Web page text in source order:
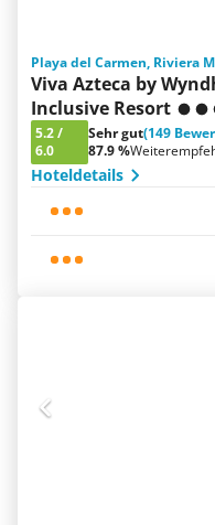
Playa del Carmen, Riviera
Viva Azteca by
Inclusive Resort
5.2/
6.0
Sehr gut(149
87.9 %
Hoteldetails